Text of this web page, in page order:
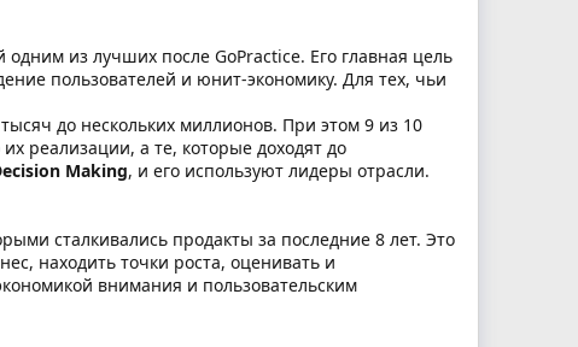
из лучших после GoPractice. Его главная цель
пользователей и юнит-экономику. Для тех, чьи
до нескольких миллионов. При этом 9 из 10
реализации, а те, которые доходят до
Making, и его используют лидеры отрасли.
сталкивались продакты за последние 8 лет. Это
находить точки роста, оценивать и
внимания и пользовательским